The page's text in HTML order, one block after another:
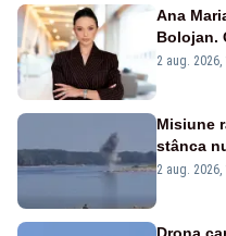
Ana
Bolojan.
emisiunii
2 aug. 2026,
Misiune
stânca
2 aug. 2026,